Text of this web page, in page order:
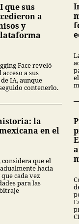
que sus
a
y
Face reveló
a sus
IA, aunque
contenerlo.
la
en el
considera que el
hacia
cada vez
para las